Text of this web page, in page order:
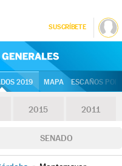
SUSCRÍBETE
2019 MAPA ESCAÑOS
2015 2011
SENADO